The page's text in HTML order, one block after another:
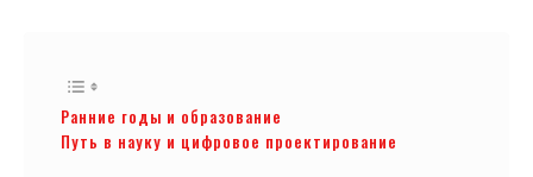
Ранние годы и образование
Путь в науку и цифровое проектирование